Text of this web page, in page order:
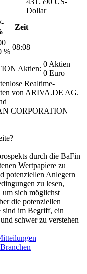
Dollar
Zeit
%
08:08
Aktien:
0 Aktien
0 Euro
Realtime-
von ARIVA.DE AG.
CORPORATION
durch die BaFin
Wertpapiere zu
potenziellen Anlegern
zu lesen,
um sich möglichst
die potenziellen
sind im Begriff, ein
schwer zu verstehen
Branchen